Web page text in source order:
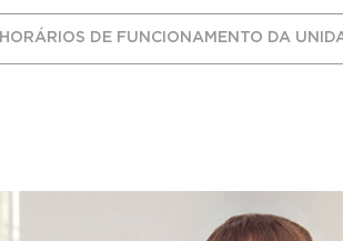
HORÁRIOS DE FUNCIONAMENTO DA